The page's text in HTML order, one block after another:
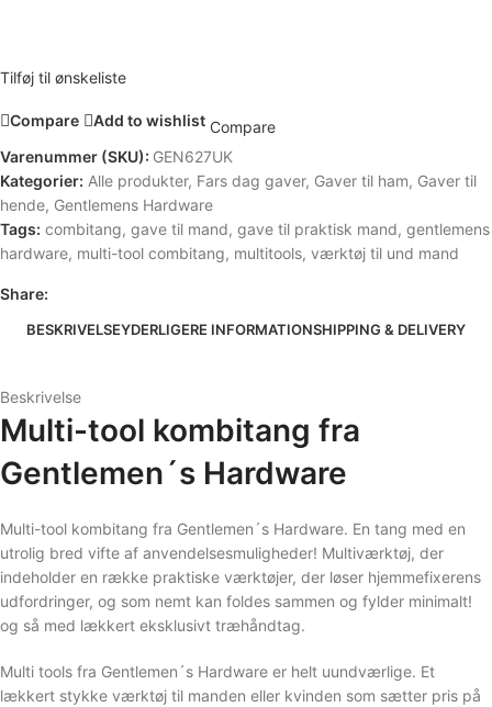
Tilføj til ønskeliste
Compare Add to wishlist Compare
Varenummer (SKU): GEN627UK
Kategorier: Alle produkter, Fars dag gaver, Gaver til ham, Gaver til
hende, Gentlemens Hardware
Tags: combitang, gave til mand, gave til praktisk mand, gentlemens
hardware, multi-tool combitang, multitools, værktøj til und mand
Share:
BESKRIVELSEYDERLIGERE INFORMATIONSHIPPING & DELIVERY
Beskrivelse
Multi-tool kombitang fra
Gentlemen´s Hardware
Multi-tool kombitang fra Gentlemen´s Hardware. En tang med en
utrolig bred vifte af anvendelsesmuligheder! Multiværktøj, der
indeholder en række praktiske værktøjer, der løser hjemmefixerens
udfordringer, og som nemt kan foldes sammen og fylder minimalt!
og så med lækkert eksklusivt træhåndtag.
Multi tools fra Gentlemen´s Hardware er helt uundværlige. Et
lækkert stykke værktøj til manden eller kvinden som sætter pris på